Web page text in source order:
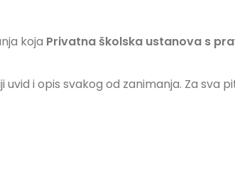
koja Privatna školska ustanova s
i opis svakog od zanimanja. Za sva